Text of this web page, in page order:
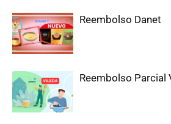
Reembolso Danet
Reembolso Parcial